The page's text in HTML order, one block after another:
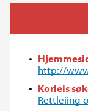
http://
Korleis
Rettleiing